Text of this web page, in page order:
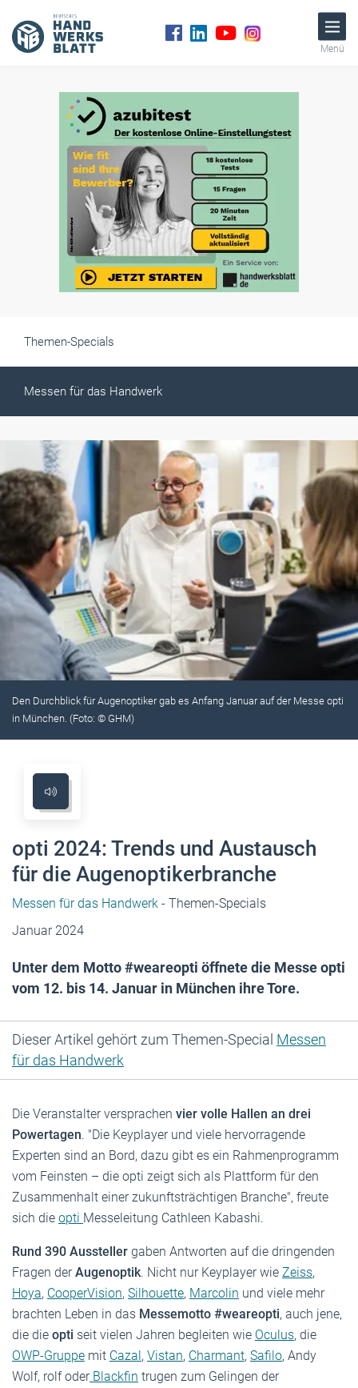
Menü
Themen-Specials
Messen für das Handwerk
Den Durchblick für Augenoptiker gab es Anfang Januar auf der Messe opti
in München. (Foto: © GHM)
opti 2024: Trends und Austausch
für die Augenoptikerbranche
Messen für das Handwerk - Themen-Specials
Januar 2024
Unter dem Motto #weareopti öffnete die Messe opti
vom 12. bis 14. Januar in München ihre Tore.
Dieser Artikel gehört zum Themen-Special Messen
für das Handwerk
Die Veranstalter versprachen vier volle Hallen an drei
Powertagen. "Die Keyplayer und viele hervorragende
Experten sind an Bord, dazu gibt es ein Rahmenprogramm
vom Feinsten – die opti zeigt sich als Plattform für den
Zusammenhalt einer zukunftsträchtigen Branche", freute
sich die opti Messeleitung Cathleen Kabashi.
Rund 390 Aussteller gaben Antworten auf die dringenden
Fragen derAugenoptik. Nicht nur Keyplayer wie Zeiss,
Hoya, CooperVision, Silhouette, Marcolin und viele mehr
brachten Leben in das Messemotto #weareopti, auch jene,
die die opti seit vielen Jahren begleiten wie Oculus, die
OWP-Gruppe mit Cazal, Vistan, Charmant, Safilo, Andy
Wolf, rolf oderBlackfin trugen zum Gelingen der